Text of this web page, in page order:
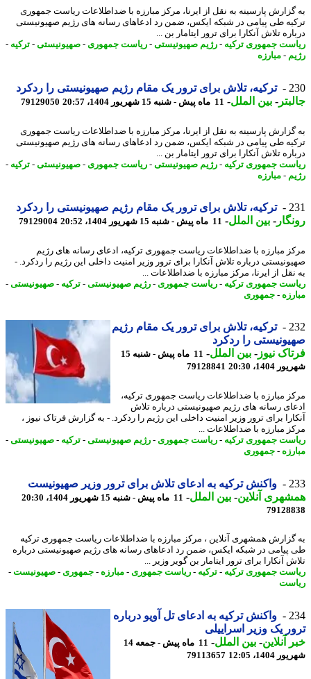
پارسینه به نقل از ایرنا، مرکز مبارزه با ضداطلاعات ریاست جمهوری
طی پیامی در شبکه ایکس، ضمن رد ادعاهای رسانه های رژیم صهیونیستی
تلاش آنکارا برای ترور ایتامار بن ...
جمهوری ترکیه-رژیم صهیونیستی-ریاست جمهوری- صهیونیستی-ترکیه-
- مبارزه
ترکیه، تلاش برای ترور یک مقام رژیم صهیونیستی را ردکرد
-بین الملل-11 ماه پیش - شنبه 15 شهریور 1404، 20:57 79129050
پارسینه به نقل از ایرنا، مرکز مبارزه با ضداطلاعات ریاست جمهوری
طی پیامی در شبکه ایکس، ضمن رد ادعاهای رسانه های رژیم صهیونیستی
تلاش آنکارا برای ترور ایتامار بن ...
جمهوری ترکیه-رژیم صهیونیستی-ریاست جمهوری- صهیونیستی-ترکیه-
- مبارزه
ترکیه، تلاش برای ترور یک مقام رژیم صهیونیستی را ردکرد
-بین الملل-11 ماه پیش - شنبه 15 شهریور 1404، 20:52 79129004
مبارزه با ضداطلاعات ریاست جمهوری ترکیه، ادعای رسانه های رژیم
درباره تلاش آنکارا برای ترور وزیر امنیت داخلی این رژیم را ردکرد. -
از ایرنا، مرکز مبارزه با ضداطلاعات ...
جمهوری ترکیه-ریاست جمهوری- رژیم صهیونیستی-ترکیه-صهیونیستی-
- جمهوری
ترکیه، تلاش برای ترور یک مقام رژیم
را ردکرد
نیوز-بین الملل-
11 ماه پیش - شنبه 15
20:30
79128841
مبارزه با ضداطلاعات ریاست جمهوری ترکیه،
رسانه های رژیم صهیونیستی درباره تلاش
برای ترور وزیر امنیت داخلی این رژیم را ردکرد. - به گزارش فرتاک نیوز ،
مبارزه با ضداطلاعات ...
جمهوری ترکیه-ریاست جمهوری- رژیم صهیونیستی-ترکیه-صهیونیستی-
- جمهوری
واکنش ترکیه به ادعای تلاش برای ترور وزیر صهیونیست
آنلاین-بین الملل-11 ماه پیش - شنبه 15 شهریور 1404، 20:30
همشهری آنلاین ، مرکز مبارزه با ضداطلاعات ریاست جمهوری ترکیه
در شبکه ایکس، ضمن رد ادعاهای رسانه های رژیم صهیونیستی درباره
آنکارا برای ترور ایتامار بن گویر وزیر ...
جمهوری ترکیه-ترکیه-ریاست جمهوری- مبارزه- جمهوری- صهیونیست-
واکنش ترکیه به ادعای تل آویو درباره
یک وزیر اسراییلی
آنلاین-بین الملل-
11 ماه پیش - جمعه 14
12:05
79113657